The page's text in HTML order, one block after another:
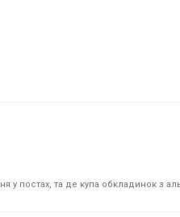
постах, та де купа обкладинок з